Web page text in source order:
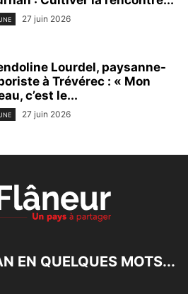
27 juin 2026
Lourdel, paysanne-
à Trévérec : « Mon
c’est le...
27 juin 2026
EN QUELQUES MOTS...